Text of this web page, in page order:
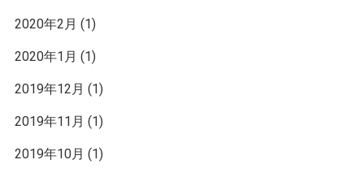
2020年2月 (1)
2020年1月 (1)
2019年12月 (1)
2019年11月 (1)
2019年10月 (1)